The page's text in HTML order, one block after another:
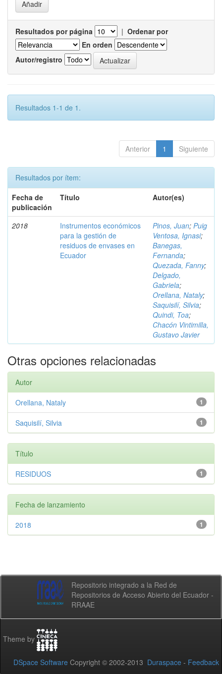
Resultados por página | Ordenar por
En orden
Autor/registro
Resultados 1-1 de 1.
Anterior 1 Siguiente
Resultados por ítem:
Fecha de
publicación
Título Autor(es)
2018
Instrumentos económicos
para la gestión de
residuos de envases en
Ecuador
Pinos, Juan; Puig
Ventosa, Ignasi;
Banegas,
Fernanda;
Quezada, Fanny;
Delgado,
Gabriela;
Orellana, Nataly;
Saquisilí, Silvia;
Quindi, Toa;
Chacón Vintimilla,
Gustavo Javier
Otras opciones relacionadas
Autor
1
Orellana, Nataly
1
Saquisilí, Silvia
Título
1
RESIDUOS
Fecha de lanzamiento
1
2018
Repositorio integrado a la Red de
Repositorios de Acceso Abierto del Ecuador -
RRAAE
Theme by
DSpace Software Copyright © 2002-2013 Duraspace - Feedback